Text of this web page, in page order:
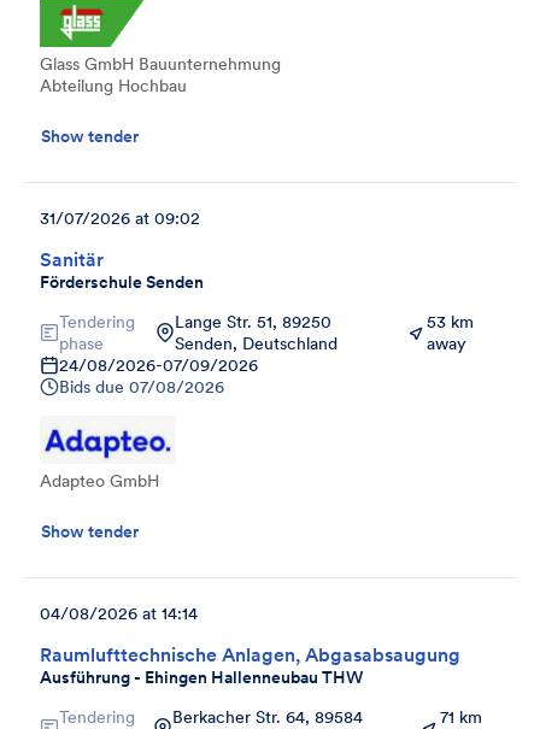
Glass GmbH Bauunternehmung
Abteilung Hochbau
Show tender
Sanitär
Förderschule Senden
31/07/2026 at 09:02
Tendering
phase
Lange Str. 51, 89250
Senden, Deutschland
53 km
away
24/08/2026-07/09/2026
Bids due 07/08/2026
Adapteo GmbH
Show tender
Raumlufttechnische Anlagen, Abgasabsaugung
Ausführung - Ehingen Hallenneubau THW
04/08/2026 at 14:14
Tendering
Berkacher Str. 64, 89584
71 km